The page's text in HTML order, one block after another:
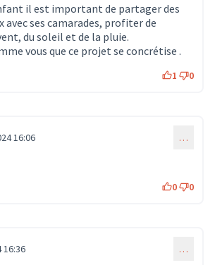
il est important de partager des
avec ses camarades, profiter de
du soleil et de la pluie.
vous que ce projet se concrétise .
1 0
16:06 …
0 0
16:36 …